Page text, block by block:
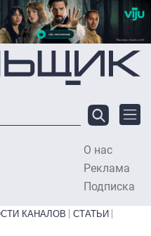
О нас
Реклама
Подписка
КАНАЛОВ
СТАТЬИ